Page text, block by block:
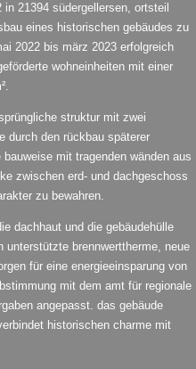
21394 südergellersen, ortsteil
eines historischen gebäudes zu
2022 bis märz 2023 erfolgreich
wohneinheiten mit einer
struktur mit zwei
durch den rückbau späterer
mit tragenden wänden aus
zwischen erd- und dachgeschoss
zu bewahren.
dachhaut und die gebäudehülle
brennwerttherme, neue
für eine energieeinsparung von
mit dem amt für regionale
angepasst. das gebäude
historischen charme mit